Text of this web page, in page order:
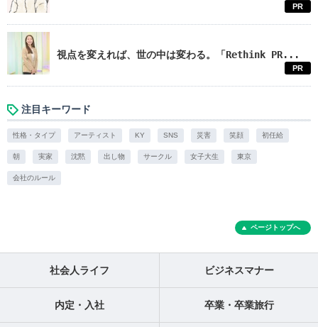
PR
視点を変えれば、世の中は変わる。「Rethink PR...
PR
注目キーワード
性格・タイプ アーティスト KY SNS 災害 笑顔 初任給
朝 実家 沈黙 出し物 サークル 女子大生 東京
会社のルール
ページトップへ
社会人ライフ ビジネスマナー
内定・入社 卒業・卒業旅行